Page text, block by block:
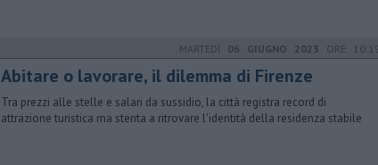
MARTEDÌ 06 GIUGNO 2023 ORE
Abitare o lavorare, il dilemma di Firenze
Tra prezzi alle stelle e salari da sussidio, la città registra record di
attrazione turistica ma stenta a ritrovare l'identità della residenza stabile